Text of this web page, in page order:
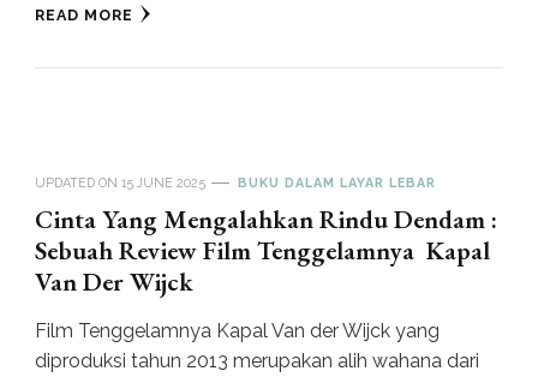
READ MORE
UPDATED ON 15 JUNE 2025 BUKU DALAM LAYAR LEBAR
Cinta Yang Mengalahkan Rindu Dendam :
Sebuah Review Film Tenggelamnya Kapal
Van Der Wijck
Film Tenggelamnya Kapal Van der Wijck yang
diproduksi tahun 2013 merupakan alih wahana dari